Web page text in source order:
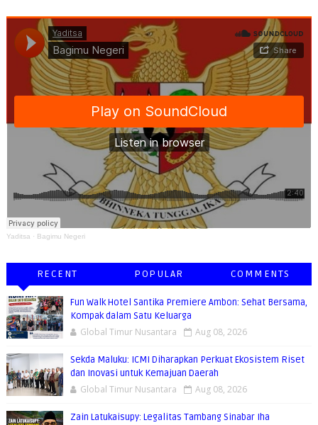
Yaditsa · Bagimu Negeri
RECENT POPULAR COMMENTS
Fun Walk Hotel Santika Premiere Ambon: Sehat Bersama,
Kompak dalam Satu Keluarga
Global Timur Nusantara Aug 08, 2026
Sekda Maluku: ICMI Diharapkan Perkuat Ekosistem Riset
dan Inovasi untuk Kemajuan Daerah
Global Timur Nusantara Aug 08, 2026
Zain Latukaisupy: Legalitas Tambang Sinabar Iha